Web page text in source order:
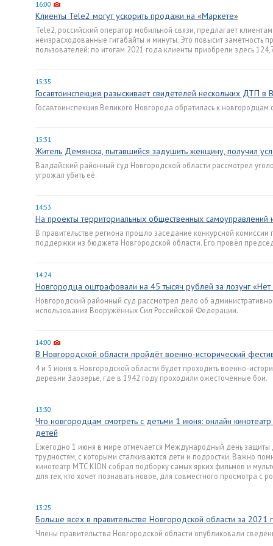
16:00
Клиенты Tele2 могут ускорить продажи на «Маркете»
Tele2, российский оператор мобильной связи, предлагает
неизрасходованные гигабайты и минуты. Это повысит
пользователей: по итогам 2021 года клиенты приобрели здесь
15:35
Госавтоинспекция разыскивает свидетелей нескольких ДТП
Госавтоинспекция Великого Новгорода обратилась к
15:31
Житель Демянска, пытавшийся задушить женщину, получил
Валдайский районный суд Новгородской области рассмотрел
угрожал убить её.
14:53
На проекты территориальных общественных
В правительстве региона прошло заседание конкурсной
поддержки из бюджета Новгородской области. Его провёл
14:24
Новгородца оштрафовали на 45 тысяч рублей за лозунг «Нет
Новгородский районный суд рассмотрел дело об
использования Вооружённых Сил Российской Федерации.
14:00
В Новгородской области пройдёт военно-исторический
4 и 5 июня в Новгородской области будет проходить военно-
деревни Заозерье, где в 1942 году проходили ожесточённые бои.
13:30
Что новгородцам смотреть с детьми 1 июня: онлайн
детей
Ежегодно 1 июня в мире отмечается Международный день защиты
трудностям, с которыми сталкиваются дети и подростки. Важно
кинотеатр МТС KION собрал подборку самых ярких фильмов и
для тех, кто хочет познавать новое, для совместного просмотра с
13:25
Больше всех в правительстве Новгородской области за
Члены правительства Новгородской области опубликовали